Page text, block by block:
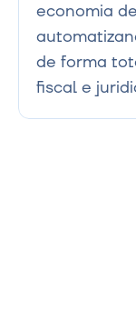
economia
de forma
fiscal e